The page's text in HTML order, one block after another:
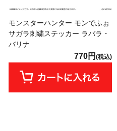
モンスターハンター モンでふぉ
サガラ刺繍ステッカー ラバラ・
バリナ
770円 (税込)